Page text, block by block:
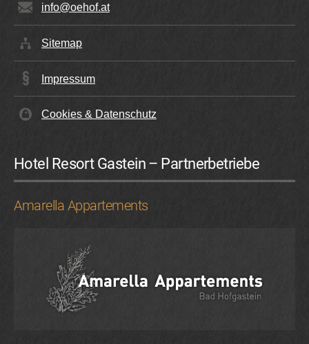
info@oehof.at
Sitemap
Impressum
Cookies & Datenschutz
Hotel Resort Gastein – Partnerbetriebe
Amarella Appartements